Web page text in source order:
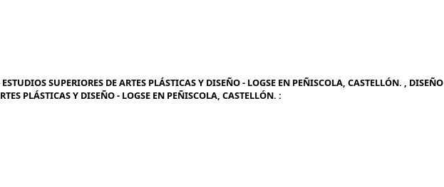
SUPERIORES DE ARTES PLÁSTICAS Y DISEÑO - LOGSE EN PEÑISCOLA, CASTELLÓN. , DISEÑO
PLÁSTICAS Y DISEÑO - LOGSE EN PEÑISCOLA, CASTELLÓN. :